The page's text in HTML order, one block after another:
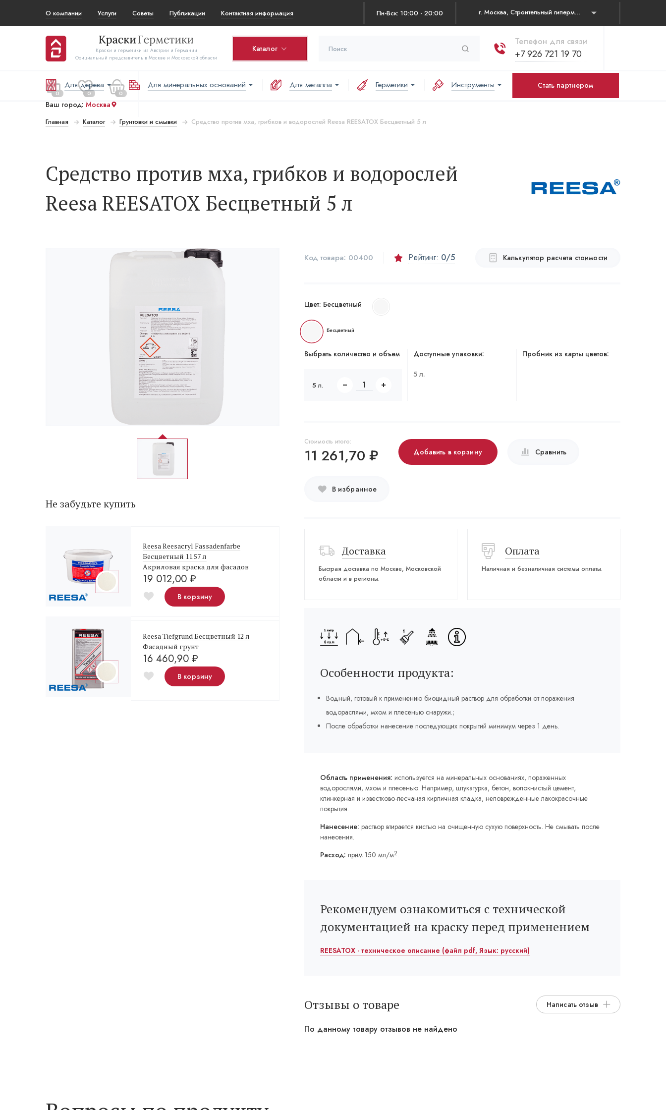
О компании Услуги Советы Публикации Контактная информация Пн-Вск: 10:00 - 20:00 г. Москва, Строительный гипермаркет "Каширский двор" Каширское шоссе, д. 19 корп. 1, павильон № 31
Краски и герметики из Австрии и Германии
Официальный представитель в Москве и Московской области
Каталог
Телефон для связи
+7 926 721 19 70
0 0 0
Ваш город: Москва
Для дерева Для минеральных оснований Для металла Герметики Инструменты Стать партнером
Главная Каталог Грунтовки и смывки Средство против мха, грибков и водорослей Reesa REESATOX Бесцветный 5 л
Средство против мха, грибков и водорослей
Reesa REESATOX Бесцветный 5 л
Не забудьте купить
Reesa Reesacryl Fassadenfarbe
Бесцветный 11.57 л
Акриловая краска для фасадов
19 012,00 ₽
В корзину
Reesa Tiefgrund Бесцветный 12 л
Фасадный грунт
16 460,90 ₽
В корзину
Код товара: 00400 Рейтинг: 0/5 Калькулятор расчета стоимости
Цвет: Бесцветный
Бесцветный
Выбрать количество и объем
5 л.
Доступные упаковки:
5 л.
Пробник из карты цветов:
Стоимость итого:
11 261,70 ₽ Добавить в корзину Сравнить
В избранное
Доставка
Быстрая доставка по Москве, Московской
области и в регионы.
Оплата
Наличная и безналичная системы оплаты.
Особенности продукта:
Водный, готовый к применению биоцидный раствор для обработки от поражения
водораслями, мхом и плесенью снаружи.;
После обработки нанесение последующих покрытий минимум через 1 день.
Область применения: используется на минеральных основаниях, пораженных
водорослями, мхом и плесенью. Например, штукатурка, бетон, волокнистый цемент,
клинкерная и известково-песчаная кирпичная кладка, неповрежденные лакокрасочные
покрытия.
Нанесение: раствор втирается кистью на очищенную сухую поверхность. Не смывать после
нанесения.
Расход: прим 150 мл/м2.
Рекомендуем ознакомиться с технической
документацией на краску перед применением
REESATOX - техническое описание (файл pdf, Язык: русский)
Отзывы о товаре Написать отзыв
По данному товару отзывов не найдено